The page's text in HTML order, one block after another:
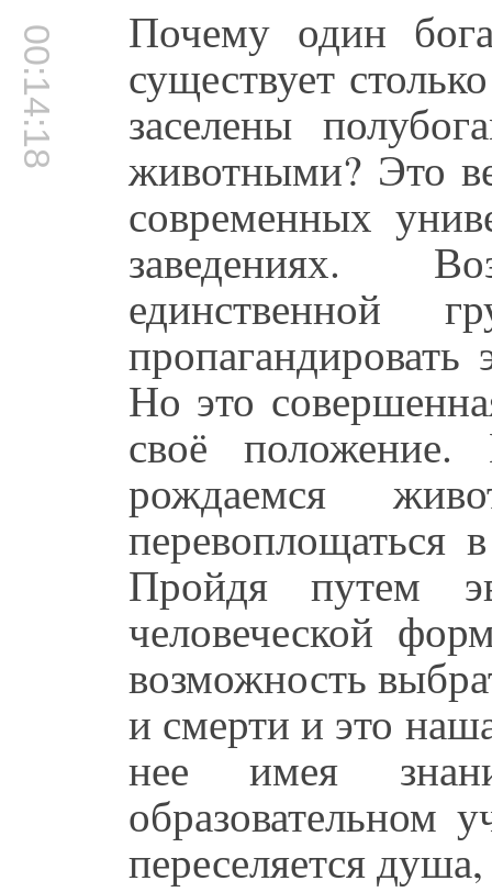
00:14:18 Почему один
существует
заселены
животными? Это
современных
заведениях.
единственной
Но это
своё
рождаемся
перевоплощаться
Пройдя путем
человеческой
возможность
и смерти и это
нее имея
образовательном
переселяется